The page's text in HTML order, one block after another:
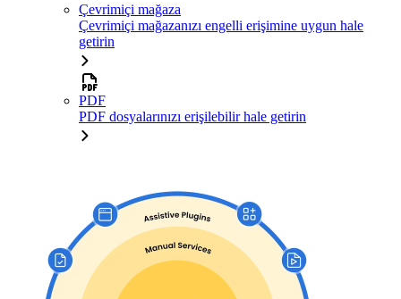
Çevrimiçi mağaza
Çevrimiçi mağazanızı engelli erişimine uygun hale
getirin
PDF
PDF dosyalarınızı erişilebilir hale getirin